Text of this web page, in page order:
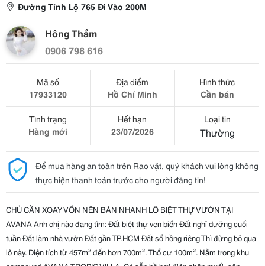
Đường Tỉnh Lộ 765 Đi Vào 200M
Hông Thắm
0906 798 616
Mã số
17933120
Địa điểm
Hồ Chí Minh
Hình thức
Cần bán
Tình trạng
Hàng mới
Hết hạn
23/07/2026
Loại tin
Thường
Để mua hàng an toàn trên Rao vặt, quý khách vui lòng không
thực hiện thanh toán trước cho người đăng tin!
CHỦ CẦN XOAY VỐN NÊN BÁN NHANH LÔ BIỆT THỰ VƯỜN TẠI
AVANA Anh chị nào đang tìm: Đất biệt thự ven biển Đất nghỉ dưỡng cuối
tuần Đất làm nhà vườn Đất gần TP.HCM Đất sổ hồng riêng Thì đừng bỏ qua
lô này. Diện tích từ 457m² đến hơn 700m². Thổ cư 100m². Nằm trong khu